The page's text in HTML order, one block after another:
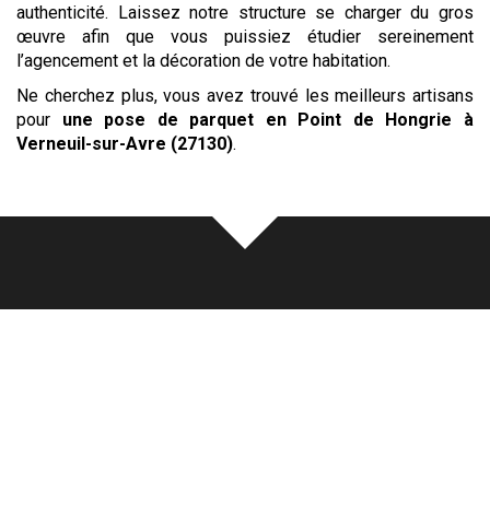
authenticité. Laissez notre structure se charger du gros
œuvre afin que vous puissiez étudier sereinement
l’agencement et la décoration de votre habitation.
Ne cherchez plus, vous avez trouvé les meilleurs artisans
pour une pose de parquet en Point de Hongrie
à
Verneuil-sur-Avre (27130).
Notreécouteau cœur de